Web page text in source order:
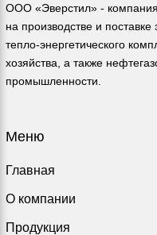
ООО «Эверстил» -
на производстве и
тепло-энергетического
хозяйства, а также
промышленности.
Меню
Главная
О компании
Продукция